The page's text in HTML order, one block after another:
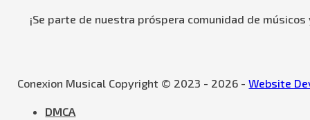
¡Se parte de nuestra próspera comunidad de
Conexion Musical Copyright © 2023 - 2026 -Website
DMCA